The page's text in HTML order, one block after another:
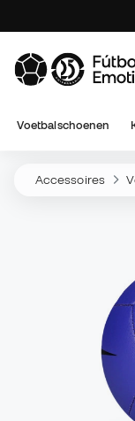
Voetbalschoenen
Accessoires